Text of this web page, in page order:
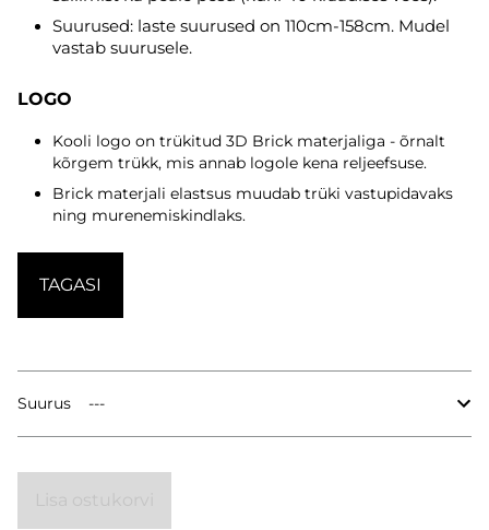
Suurused: laste suurused on 110cm-158cm. Mudel
vastab suurusele.
LOGO
Kooli logo on trükitud 3D Brick materjaliga - õrnalt
kõrgem trükk, mis annab logole kena reljeefsuse.
Brick materjali elastsus muudab trüki vastupidavaks
ning murenemiskindlaks.
TAGASI
Suurus